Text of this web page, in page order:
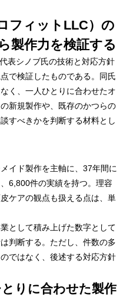
フィットLLC）の
製作力を検証する
表シノブ氏の技術と対応方針
で検証したものである。同氏
く、一人ひとりに合わせたオ
新規製作や、既存のかつらの
すべきかを判断する材料とし
イド製作を主軸に、37年間に
6,800件の実績を持つ。理容
ケアの観点も扱える点は、単
として積み上げた数字として
判断する。ただし、件数の多
ではなく、後述する対応方針
りに合わせた製作